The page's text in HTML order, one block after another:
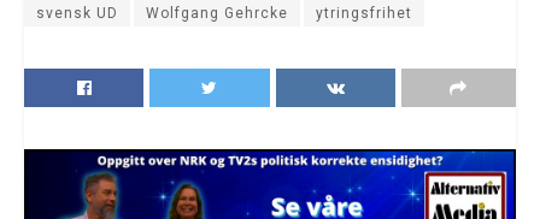
svensk UD Wolfgang Gehrcke ytringsfrihet